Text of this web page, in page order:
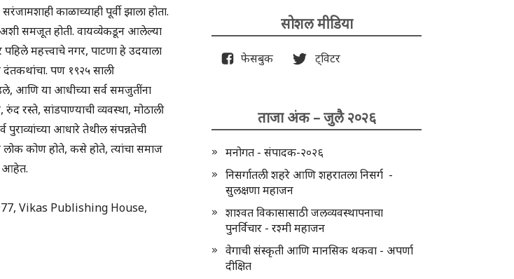
काळाच्याही पूर्वी झाला होता.
अशी समजूत होती. वायव्येकडून आलेल्या
महत्त्वाचे नगर, पाटणा हे उदयाला
पण १९२५ साली
आणि या आधीच्या सर्व समजुतींना
रस्ते, सांडपाण्याची व्यवस्था, मोठाली
पुराव्यांच्या आधारे तेथील संपन्नतेची
कोण होते, कसे होते, त्यांचा समाज
आहेत.
Vikas Publishing House,
सोशल मीडिया
फेसबुक ट्विटर
ताजा अंक – जुलै २०२६
मनोगत - संपादक-२०२६
निसर्गातली शहरे आणि शहरातला निसर्ग -
सुलक्षणा महाजन
शाश्वत विकासासाठी जलव्यवस्थापनाचा
पुनर्विचार - रश्मी महाजन
वेगाची संस्कृती आणि मानसिक थकवा - अपर्णा
दीक्षित